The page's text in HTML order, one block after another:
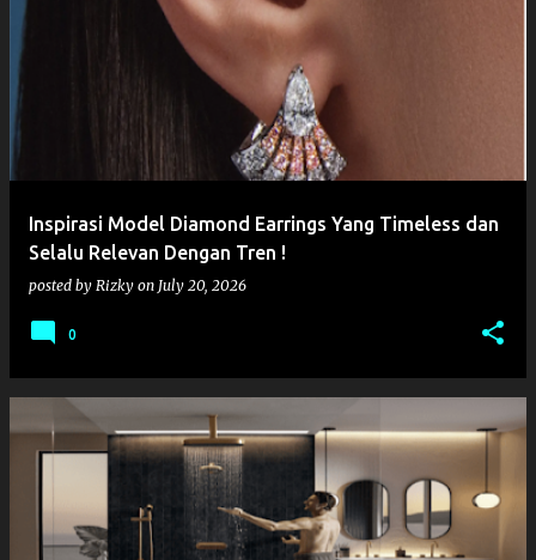
Inspirasi Model Diamond Earrings Yang Timeless dan
Selalu Relevan Dengan Tren !
posted by Rizky on July 20, 2026
0